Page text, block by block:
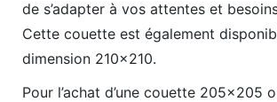
de s’adapter à vos attentes et
Cette couette est également
dimension 210×210.
Pour l’achat d’une couette 205×205